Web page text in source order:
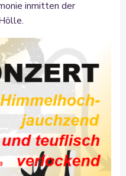
inmitten der